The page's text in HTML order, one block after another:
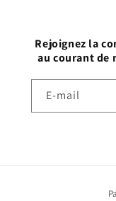
Rejoignez la
au courant de
E-mail